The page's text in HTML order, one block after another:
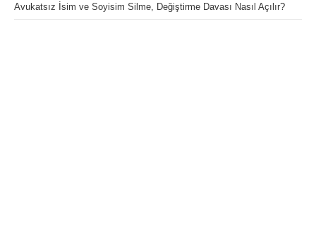
Avukatsız İsim ve Soyisim Silme, Değiştirme Davası Nasıl Açılır?